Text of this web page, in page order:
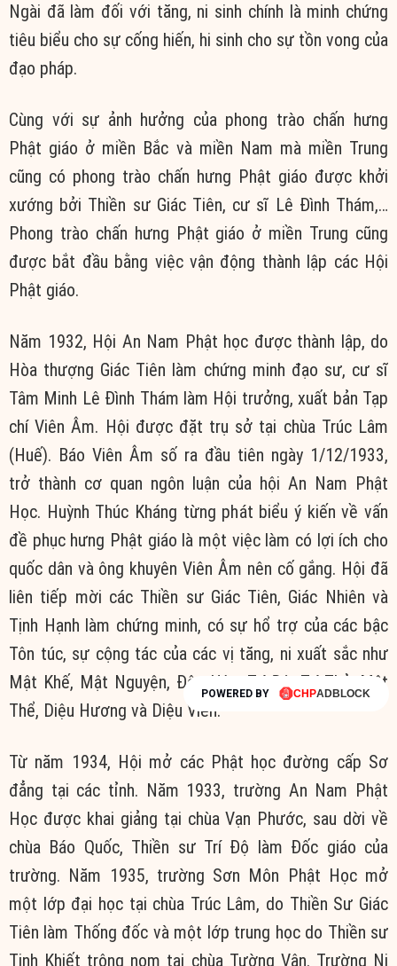
Ngài đã làm đối với tăng, ni sinh chính là minh chứng
tiêu biểu cho sự cống hiến, hi sinh cho sự tồn vong của
đạo pháp.
Cùng với sự ảnh hưởng của phong trào chấn hưng
Phật giáo ở miền Bắc và miền Nam mà miền Trung
cũng có phong trào chấn hưng Phật giáo được khởi
xướng bởi Thiền sư Giác Tiên, cư sĩ Lê Đình Thám,…
Phong trào chấn hưng Phật giáo ở miền Trung cũng
được bắt đầu bằng việc vận động thành lập các Hội
Phật giáo.
Năm 1932, Hội An Nam Phật học được thành lập, do
Hòa thượng Giác Tiên làm chứng minh đạo sư, cư sĩ
Tâm Minh Lê Đình Thám làm Hội trưởng, xuất bản Tạp
chí Viên Âm. Hội được đặt trụ sở tại chùa Trúc Lâm
(Huế). Báo Viên Âm số ra đầu tiên ngày 1/12/1933,
trở thành cơ quan ngôn luận của hội An Nam Phật
Học. Huỳnh Thúc Kháng từng phát biểu ý kiến về vấn
đề phục hưng Phật giáo là một việc làm có lợi ích cho
quốc dân và ông khuyên Viên Âm nên cố gắng. Hội đã
liên tiếp mời các Thiền sư Giác Tiên, Giác Nhiên và
Tịnh Hạnh làm chứng minh, có sự hổ trợ của các bậc
Tôn túc, sự cộng tác của các vị tăng, ni xuất sắc như
Mật Khế, Mật Nguyện, Đôn Hậu, Trí Độ, Trí Thủ, Mật
Thể, Diệu Hương và Diệu Viên.
Từ năm 1934, Hội mở các Phật học đường cấp Sơ
đẳng tại các tỉnh. Năm 1933, trường An Nam Phật
Học được khai giảng tại chùa Vạn Phước, sau dời về
chùa Báo Quốc, Thiền sư Trí Độ làm Đốc giáo của
trường. Năm 1935, trường Sơn Môn Phật Học mở
một lớp đại học tại chùa Trúc Lâm, do Thiền Sư Giác
Tiên làm Thống đốc và một lớp trung học do Thiền sư
Tịnh Khiết trông nom tại chùa Tường Vân. Trường Ni
POWERED BY